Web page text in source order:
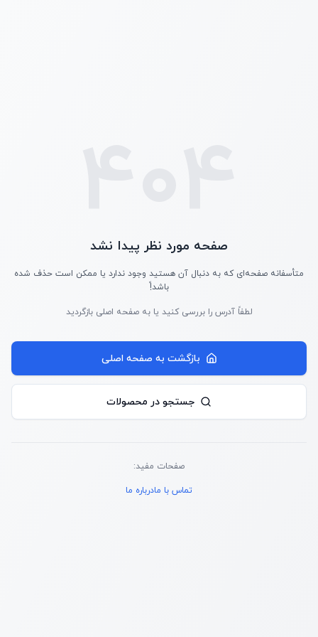
صفحه مورد نظر پیدا نشد
متأسفانه صفحه‌ای که به دنبال آن هستید وجود ندارد یا ممکن است حذف شده
باشد!ً
لطفاً آدرس را بررسی کنید یا به صفحه اصلی بازگردید
بازگشت به صفحه اصلی
جستجو در محصولات
صفحات مفید:
تماس با مادرباره ما